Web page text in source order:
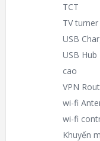
TCT
TV
USB
USB
cao
VPN
wi-fi
wi-fi
Khuyến